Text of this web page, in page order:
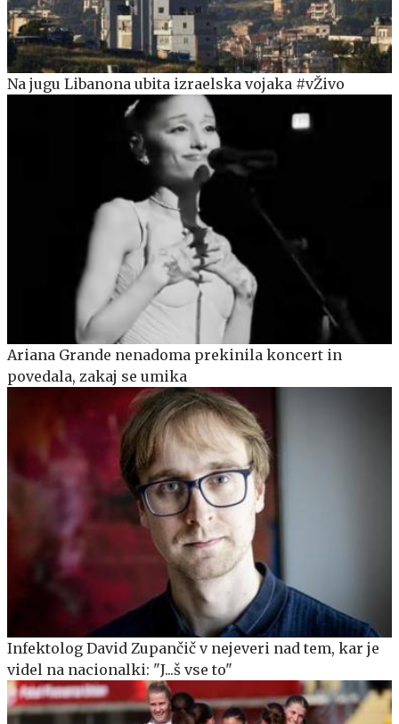
Na jugu Libanona ubita izraelska vojaka #vŽivo
Ariana Grande nenadoma prekinila koncert in
povedala, zakaj se umika
Infektolog David Zupančič v nejeveri nad tem, kar je
videl na nacionalki: "J...š vse to"